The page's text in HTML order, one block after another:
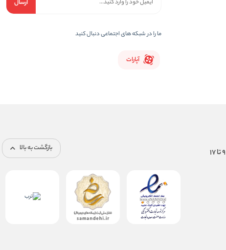
ارسال
ما را در شبکه های اجتماعی دنبال کنید
آپارات
بازگشت به بالا